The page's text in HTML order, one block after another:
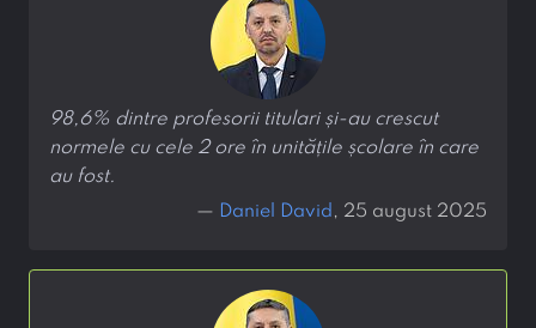
98,6% dintre profesorii titulari și-au crescut
normele cu cele 2 ore în unitățile școlare în care
au fost.
— Daniel David , 25 august 2025